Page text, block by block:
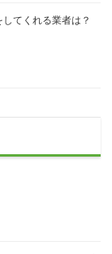
てくれる業者は？